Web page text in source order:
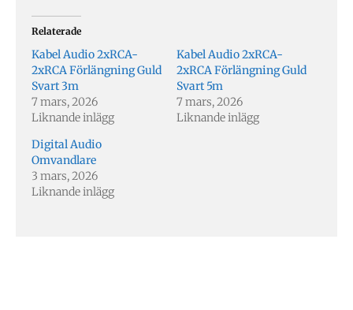
Relaterade
Kabel Audio 2xRCA-
2xRCA Förlängning Guld
Svart 3m
7 mars, 2026
Liknande inlägg
Kabel Audio 2xRCA-
2xRCA Förlängning Guld
Svart 5m
7 mars, 2026
Liknande inlägg
Digital Audio
Omvandlare
3 mars, 2026
Liknande inlägg